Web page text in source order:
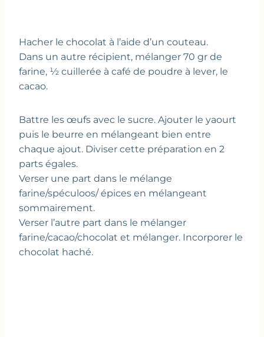
Hacher le chocolat à l’aide d’un couteau.
Dans un autre récipient, mélanger 70 gr de
farine, ½ cuillerée à café de poudre à lever, le
cacao.
Battre les œufs avec le sucre. Ajouter le yaourt
puis le beurre en mélangeant bien entre
chaque ajout. Diviser cette préparation en 2
parts égales.
Verser une part dans le mélange
farine/spéculoos/ épices en mélangeant
sommairement.
Verser l’autre part dans le mélanger
farine/cacao/chocolat et mélanger. Incorporer le
chocolat haché.